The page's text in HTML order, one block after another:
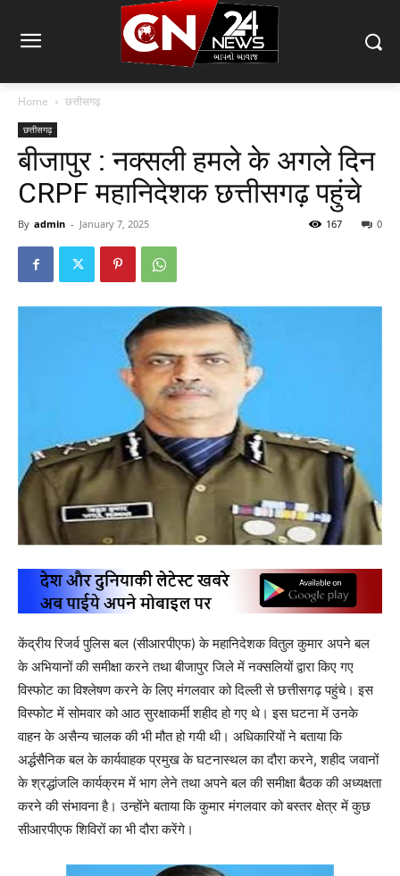
Home छत्तीसगढ़
छत्तीसगढ़
बीजापुर : नक्सली हमले के अगले दिन
CRPF महानिदेशक छत्तीसगढ़ पहुंचे
By admin - January 7, 2025 0
167
केंद्रीय रिजर्व पुलिस बल (सीआरपीएफ) के महानिदेशक वितुल कुमार अपने बल
के अभियानों की समीक्षा करने तथा बीजापुर जिले में नक्सलियों द्वारा किए गए
विस्फोट का विश्लेषण करने के लिए मंगलवार को दिल्ली से छत्तीसगढ़ पहुंचे। इस
विस्फोट में सोमवार को आठ सुरक्षाकर्मी शहीद हो गए थे। इस घटना में उनके
वाहन के असैन्य चालक की भी मौत हो गयी थी। अधिकारियों ने बताया कि
अर्द्धसैनिक बल के कार्यवाहक प्रमुख के घटनास्थल का दौरा करने, शहीद जवानों
के श्रद्धांजलि कार्यक्रम में भाग लेने तथा अपने बल की समीक्षा बैठक की अध्यक्षता
करने की संभावना है। उन्होंने बताया कि कुमार मंगलवार को बस्तर क्षेत्र में कुछ
सीआरपीएफ शिविरों का भी दौरा करेंगे।